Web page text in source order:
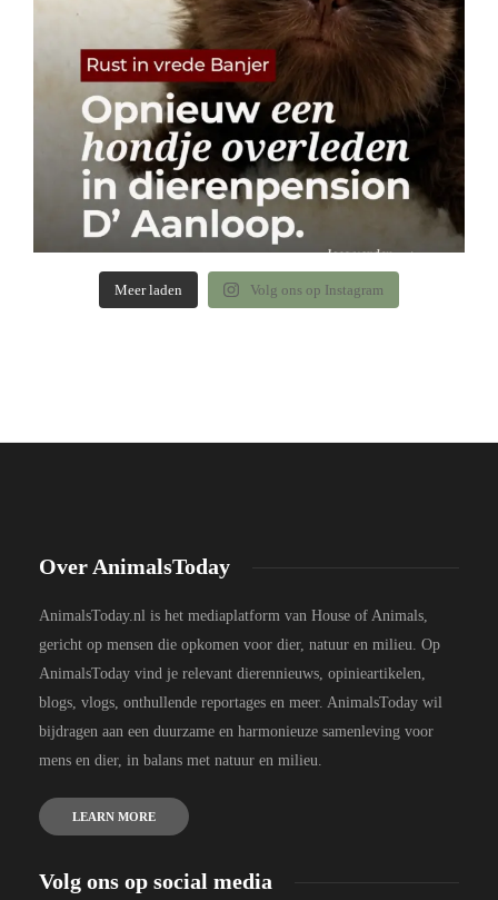
Meer laden Volg ons op Instagram
Over AnimalsToday
AnimalsToday.nl is het mediaplatform van House of Animals,
gericht op mensen die opkomen voor dier, natuur en milieu. Op
AnimalsToday vind je relevant dierennieuws, opinieartikelen,
blogs, vlogs, onthullende reportages en meer. AnimalsToday wil
bijdragen aan een duurzame en harmonieuze samenleving voor
mens en dier, in balans met natuur en milieu.
LEARN MORE
Volg ons op social media